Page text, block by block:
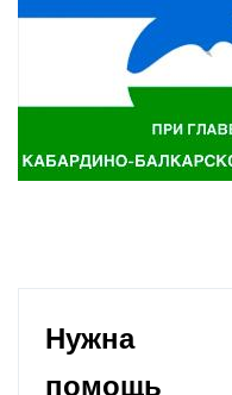
Нужна
помощь